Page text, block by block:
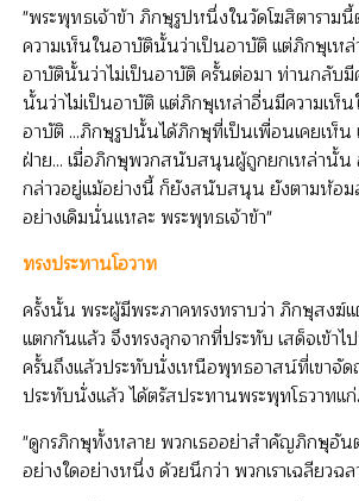
"พระพุทธเจ้าข้า ภิกษุรูปหนึ่งในวัดโฆสิตาราม
ความเห็นในอาบัตินั้นว่าเป็นอาบัติ แต่ภิกษุเห
อาบัตินั้นว่าไม่เป็นอาบัติ ครั้นต่อมา ท่านกลับมี
นั้นว่าไม่เป็นอาบัติ แต่ภิกษุเหล่าอื่นมีความเห็
อาบัติ ...ภิกษุรูปนั้นได้ภิกษุที่เป็นเพื่อนเคยเห็น
ฝ่าย... เมื่อภิกษุพวกสนับสนุนผู้ถูกยกเหล่านั้
กล่าวอยู่แม้อย่างนี้ ก็ยังสนับสนุน ยังตามห้อ
อย่างเดิมนั่นแหละ พระพุทธเจ้าข้า"
ทรงประทานโอวาท
ครั้งนั้น พระผู้มีพระภาคทรงทราบว่า ภิกษุสง
แตกกันแล้ว จึงทรงลุกจากที่ประทับ เสด็จเข้า
ครั้นถึงแล้วประทับนั่งเหนือพุทธอาสน์ที่เขาจัด
ประทับนั่งแล้ว ได้ตรัสประทานพระพุทโธวาทแ
"ดูกรภิกษุทั้งหลาย พวกเธออย่าสำคัญภิกษุอัน
อย่างใดอย่างหนึ่ง ด้วยนึกว่า พวกเราเฉลียวฉ